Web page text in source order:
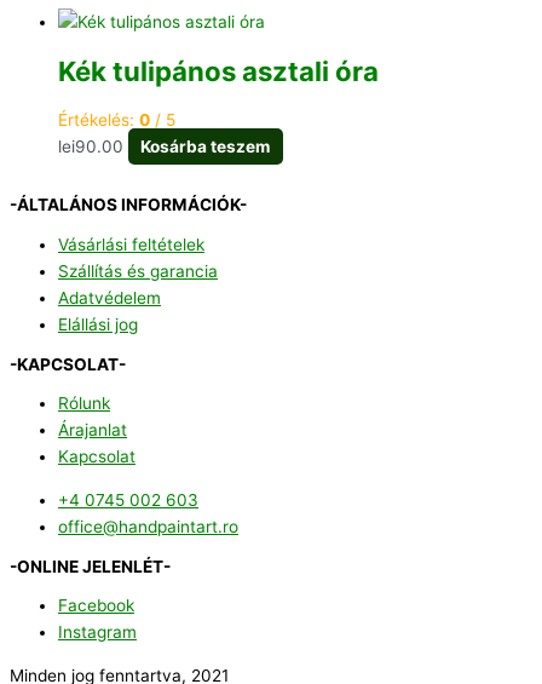
Kék tulipános asztali óra
Értékelés: 0 / 5
lei90.00 Kosárba teszem
-ÁLTALÁNOS INFORMÁCIÓK-
Vásárlási feltételek
Szállítás és garancia
Adatvédelem
Elállási jog
-KAPCSOLAT-
Rólunk
Árajanlat
Kapcsolat
+4 0745 002 603
office@handpaintart.ro
-ONLINE JELENLÉT-
Facebook
Instagram
Minden jog fenntartva, 2021